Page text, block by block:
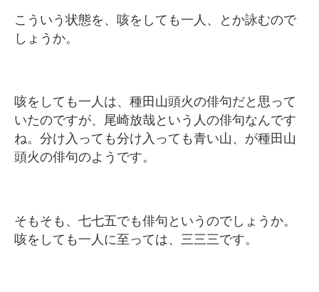
こういう状態を、咳をしても一人、とか詠むので
しょうか。
咳をしても一人は、種田山頭火の俳句だと思って
いたのですが、尾崎放哉という人の俳句なんです
ね。分け入っても分け入っても青い山、が種田山
頭火の俳句のようです。
そもそも、七七五でも俳句というのでしょうか。
咳をしても一人に至っては、三三三です。